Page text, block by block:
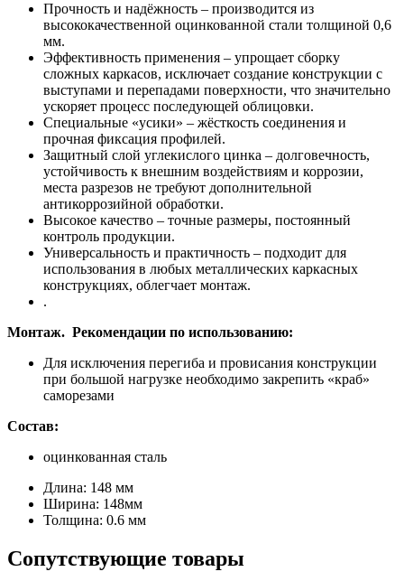
Прочность и надёжность – производится из
высококачественной оцинкованной стали толщиной 0,6
мм.
Эффективность применения – упрощает сборку
сложных каркасов, исключает создание конструкции с
выступами и перепадами поверхности, что значительно
ускоряет процесс последующей облицовки.
Специальные «усики» – жёсткость соединения и
прочная фиксация профилей.
Защитный слой углекислого цинка – долговечность,
устойчивость к внешним воздействиям и коррозии,
места разрезов не требуют дополнительной
антикоррозийной обработки.
Высокое качество – точные размеры, постоянный
контроль продукции.
Универсальность и практичность – подходит для
использования в любых металлических каркасных
конструкциях, облегчает монтаж.
.
Монтаж. Рекомендации по использованию:
Для исключения перегиба и провисания конструкции
при большой нагрузке необходимо закрепить «краб»
саморезами
Состав:
оцинкованная сталь
Длина: 148 мм
Ширина: 148мм
Толщина: 0.6 мм
Сопутствующие товары